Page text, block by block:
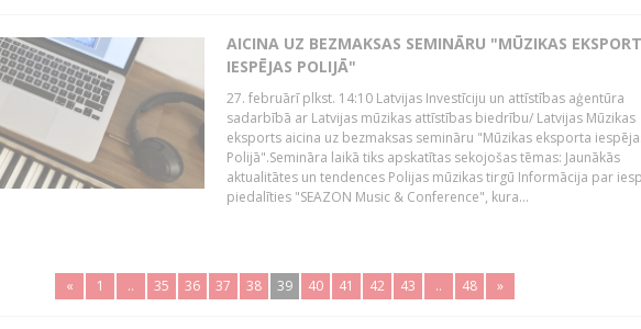
AICINA UZ BEZMAKSAS SEMINĀRU "MŪZIKAS
IESPĒJAS POLIJĀ"
27. februārī plkst. 14:10 Latvijas Investīciju un attīstības aģentūra
sadarbībā ar Latvijas mūzikas attīstības biedrību/ Latvijas Mūzikas
eksports aicina uz bezmaksas semināru "Mūzikas eksporta
Polijā".Semināra laikā tiks apskatītas sekojošas tēmas: Jaunākās
aktualitātes un tendences Polijas mūzikas tirgū Informācija par
piedalīties "SEAZON Music & Conference", kura...
« 1 .. 35 36 37 38 39 40 41 42 43 .. 48 »